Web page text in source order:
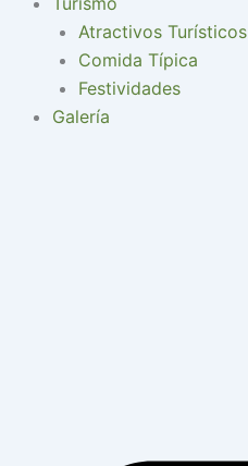
Atractivos Turísticos
Comida Típica
Festividades
Galería